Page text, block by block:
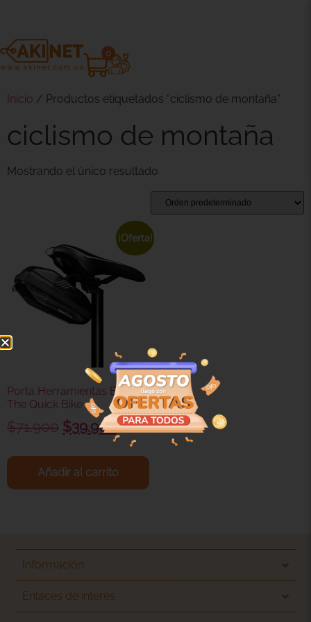
0
Inicio / Productos etiquetados “ciclismo de montaña”
ciclismo de montaña
Mostrando el único resultado
¡Oferta!
Porta Herramientas ES7 II –
The Quick Bike
$71.900 $39.900
Añadir al carrito
Información
Enlaces de interés